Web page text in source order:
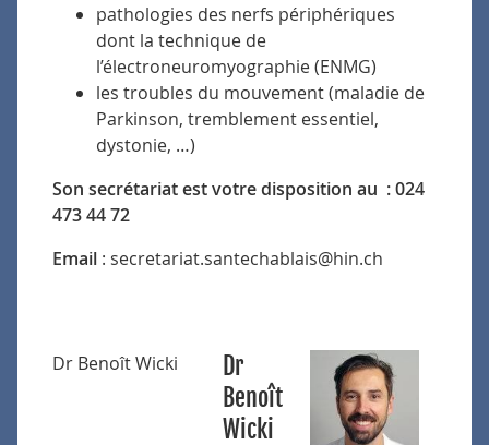
pathologies des nerfs périphériques
dont la technique de
l’électroneuromyographie (ENMG)
les troubles du mouvement (maladie de
Parkinson, tremblement essentiel,
dystonie, …)
Son secrétariat est votre disposition au : 024
473 44 72
Email : secretariat.santechablais@hin.ch
Dr Benoît Wicki
Dr
Benoît
Wicki